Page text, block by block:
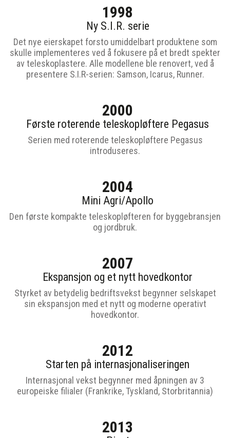
1998
Ny S.I.R. serie
Det nye eierskapet forsto umiddelbart produktene som
skulle implementeres ved å fokusere på et bredt spekter
av teleskoplastere. Alle modellene ble renovert, ved å
presentere S.I.R-serien: Samson, Icarus, Runner.
2000
Første roterende teleskopløftere Pegasus
Serien med roterende teleskopløftere Pegasus
introduseres.
2004
Mini Agri/Apollo
Den første kompakte teleskopløfteren for byggebransjen
og jordbruk.
2007
Ekspansjon og et nytt hovedkontor
Styrket av betydelig bedriftsvekst begynner selskapet
sin ekspansjon med et nytt og moderne operativt
hovedkontor.
2012
Starten på internasjonaliseringen
Internasjonal vekst begynner med åpningen av 3
europeiske filialer (Frankrike, Tyskland, Storbritannia)
2013